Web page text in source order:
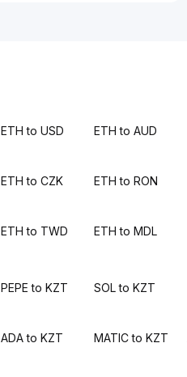
ETH to USD ETH to AUD
ETH to CZK ETH to RON
ETH to TWD ETH to MDL
PEPE to KZT SOL to KZT
ADA to KZT MATIC to KZT